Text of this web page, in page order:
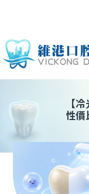
【冷
性價